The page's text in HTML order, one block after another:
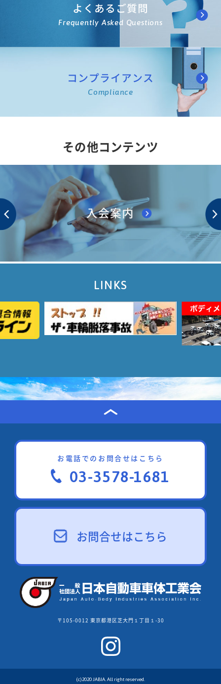
よくあるご質問
Frequently Asked Questions
コンプライアンス
Compliance
その他コンテンツ
LINKS
お電話でのお問合せはこちら
03-3578-1681
お問合せはこちら
〒105-0012 東京都港区芝大門１丁目１-30
(c)2020 JABIA. All right reserved.